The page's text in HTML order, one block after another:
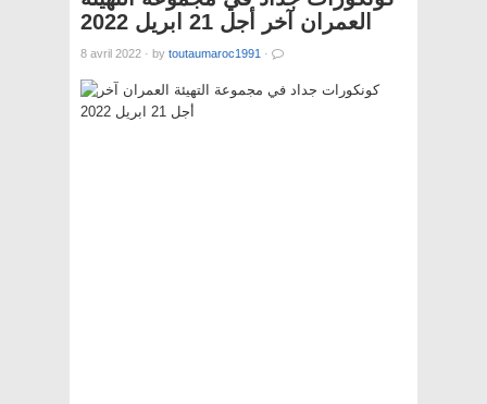
العمران آخر أجل 21 ابريل 2022
8 avril 2022 · by toutaumaroc1991 ·